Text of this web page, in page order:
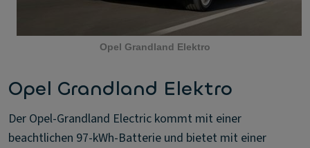
Opel Grandland Elektro
Opel Grandland Elektro
Der Opel-Grandland Electric kommt mit einer
beachtlichen 97-kWh-Batterie und bietet mit einer